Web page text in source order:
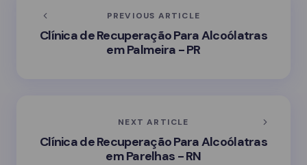
PREVIOUS ARTICLE
Clínica de Recuperação Para Alcoólatras
em Palmeira - PR
NEXT ARTICLE
Clínica de Recuperação Para Alcoólatras
em Parelhas - RN